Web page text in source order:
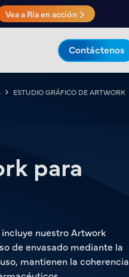
Vea a Ria en acción
Contáctenos
ESTUDIO GRÁFICO DE ARTWORK
para
nuestro Artwork
de envasado mediante la
mantienen la coherencia